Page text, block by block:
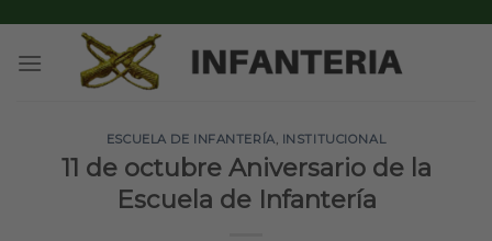
content
ESCUELA DE INFANTERÍA, INSTITUCIONAL
11 de octubre Aniversario de la
Escuela de Infantería